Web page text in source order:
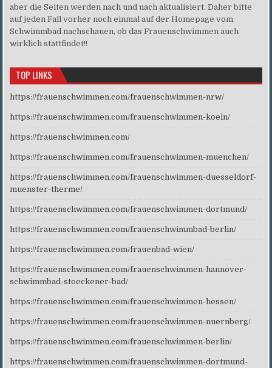
aber die Seiten werden nach und nach aktualisiert. Daher bitte
auf jeden Fall vorher noch einmal auf der Homepage vom
Schwimmbad nachschauen, ob das Frauenschwimmen auch
wirklich stattfindet!!
TOP LINKS
https://frauenschwimmen.com/frauenschwimmen-nrw/
https://frauenschwimmen.com/frauenschwimmen-koeln/
https://frauenschwimmen.com/
https://frauenschwimmen.com/frauenschwimmen-muenchen/
https://frauenschwimmen.com/frauenschwimmen-duesseldorf-
muenster-therme/
https://frauenschwimmen.com/frauenschwimmen-dortmund/
https://frauenschwimmen.com/frauenschwimmbad-berlin/
https://frauenschwimmen.com/frauenbad-wien/
https://frauenschwimmen.com/frauenschwimmen-hannover-
schwimmbad-stoeckener-bad/
https://frauenschwimmen.com/frauenschwimmen-hessen/
https://frauenschwimmen.com/frauenschwimmen-nuernberg/
https://frauenschwimmen.com/frauenschwimmen-berlin/
https://frauenschwimmen.com/frauenschwimmen-dortmund-